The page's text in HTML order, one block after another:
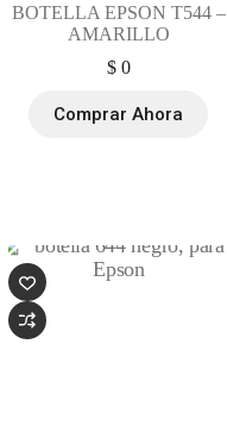
BOTELLA EPSON T544 –
AMARILLO
$0
Comprar Ahora